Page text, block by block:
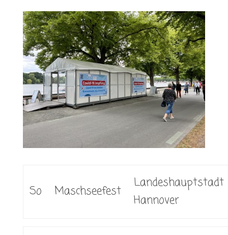
So Maschseefest
Landeshauptstadt
Hannover